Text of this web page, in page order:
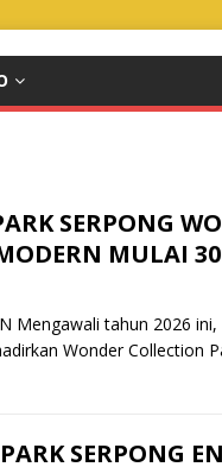
SERPONG
MULAI
Mengawali tahun 2026
Wonder Collection
PARK SERPONG